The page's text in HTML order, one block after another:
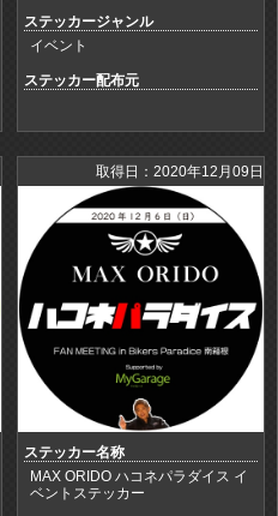
ステッカージャンル
イベント
ステッカー配布元
取得日：2020年12月09日
ステッカー名称
MAX ORIDO ハコネパラダイス イ
ベントステッカー